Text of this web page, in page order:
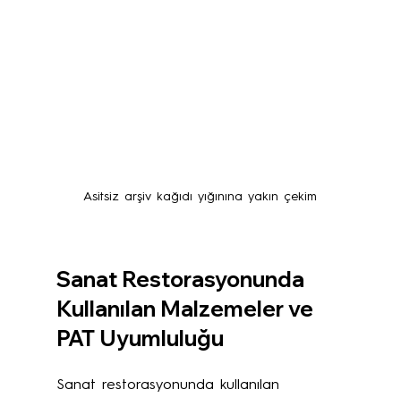
Asitsiz arşiv kağıdı yığınına yakın çekim
Sanat Restorasyonunda
Kullanılan Malzemeler ve
PAT Uyumluluğu
Sanat restorasyonunda kullanılan